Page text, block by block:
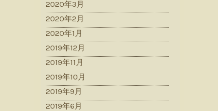
2020年3月
2020年2月
2020年1月
2019年12月
2019年11月
2019年10月
2019年9月
2019年6月